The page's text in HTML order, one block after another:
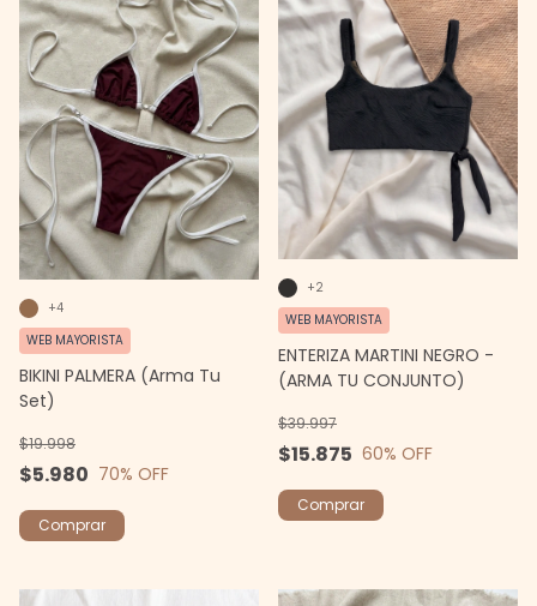
BIKINI PALMERA (Arma Tu
Set)
$5.980
$19.998
70% OFF
WEB MAYORISTA
+4
Comprar
ENTERIZA MARTINI NEGRO -
(ARMA TU CONJUNTO)
$15.875
$39.997
60% OFF
WEB MAYORISTA
+2
Comprar